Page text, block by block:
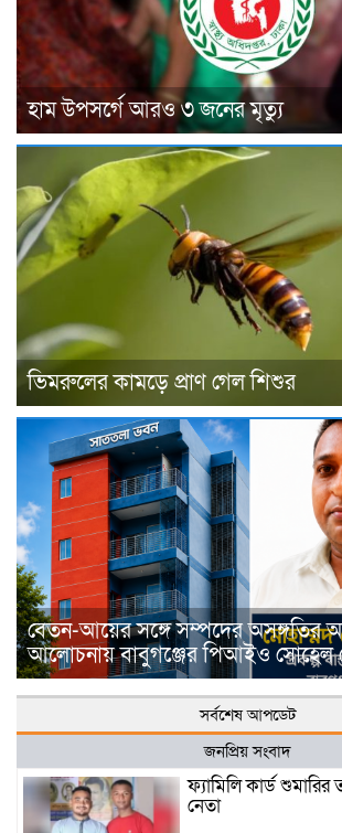
হাম উপসর্গে আরও ৩ জনের মৃত্যু
ভিমরুলের কামড়ে প্রাণ গেল শিশুর
বেতন-আয়ের সঙ্গে সম্পদের অসঙ্গতির
আলোচনায় বাবুগঞ্জের পিআইও সোহেল
সর্বশেষ আপডেট
জনপ্রিয় সংবাদ
ফ্যামিলি কার্ড শুমারির
নেতা